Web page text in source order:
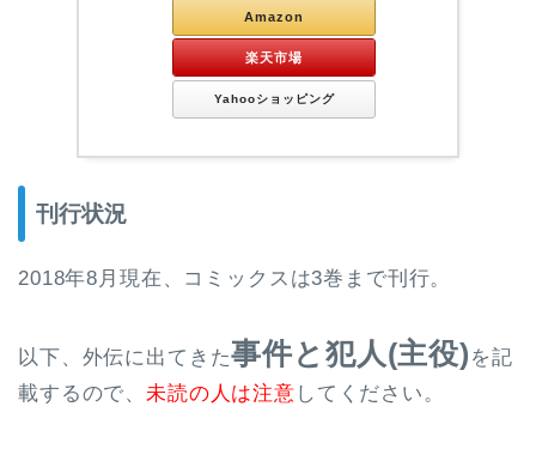
Amazon
楽天市場
Yahooショッピング
刊行状況
2018年8月現在、コミックスは3巻まで刊行。
以下、外伝に出てきた事件と犯人(主役) を記
載するので、 未読の人は注意 してください。